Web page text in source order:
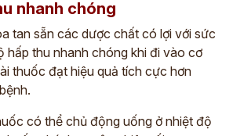
nhanh chóng
tan sẵn các dược chất có lợi với sức
hấp thu nhanh chóng khi đi vào cơ
thuốc đạt hiệu quả tích cực hơn
có thể chủ động uống ở nhiệt độ